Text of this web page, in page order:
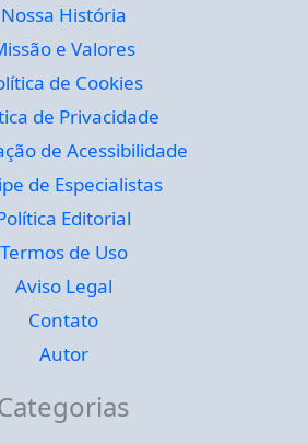
Nossa História
e Valores
de Cookies
de Privacidade
de Acessibilidade
de Especialistas
Editorial
Termos de Uso
Aviso Legal
Contato
Autor